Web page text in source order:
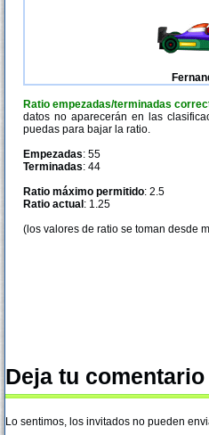
Ratio empezadas/terminadas
datos no aparecerán en las
puedas para bajar la ratio.
Empezadas: 55
Terminadas: 44
Ratio máximo permitido: 2.5
Ratio actual : 1.25
(los valores de ratio se toman desde
Deja tu
Lo sentimos, los invitados no pueden